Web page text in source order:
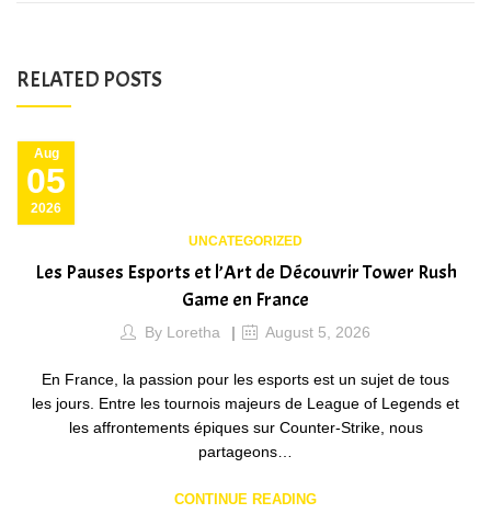
RELATED POSTS
05
Aug
2026
UNCATEGORIZED
Les Pauses Esports et l’Art de Découvrir Tower Rush
Game en France
By Loretha August 5, 2026
En France, la passion pour les esports est un sujet de tous
les jours. Entre les tournois majeurs de League of Legends et
les affrontements épiques sur Counter-Strike, nous
partageons…
CONTINUE READING